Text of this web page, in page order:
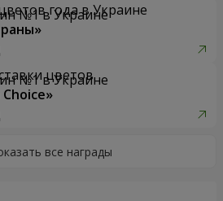
года в Украине
цветов